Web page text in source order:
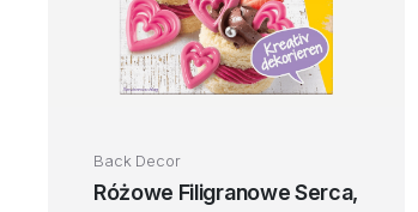
Back Decor
Różowe Filigranowe Serca,